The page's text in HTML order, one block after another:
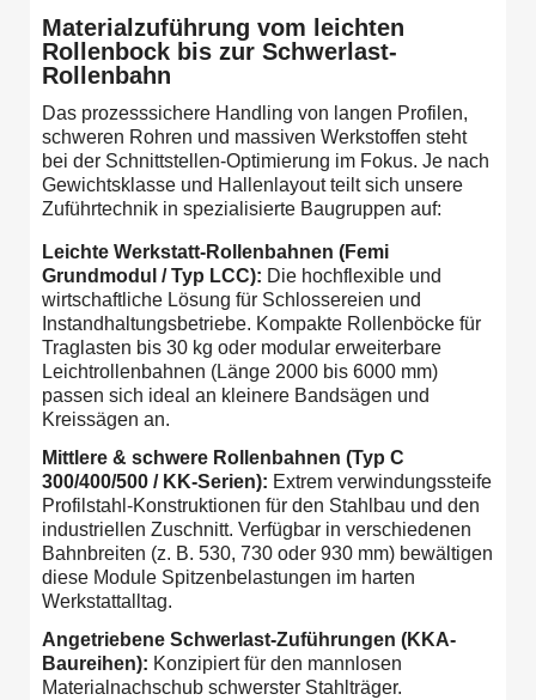
Materialzuführung vom leichten
Rollenbock bis zur Schwerlast-
Rollenbahn
Das prozesssichere Handling von langen Profilen,
schweren Rohren und massiven Werkstoffen steht
bei der Schnittstellen-Optimierung im Fokus. Je nach
Gewichtsklasse und Hallenlayout teilt sich unsere
Zuführtechnik in spezialisierte Baugruppen auf:
Leichte Werkstatt-Rollenbahnen (Femi
Grundmodul / Typ LCC): Die hochflexible und
wirtschaftliche Lösung für Schlossereien und
Instandhaltungsbetriebe. Kompakte Rollenböcke für
Traglasten bis 30 kg oder modular erweiterbare
Leichtrollenbahnen (Länge 2000 bis 6000 mm)
passen sich ideal an kleinere Bandsägen und
Kreissägen an.
Mittlere & schwere Rollenbahnen (Typ C
300/400/500 / KK-Serien): Extrem verwindungssteife
Profilstahl-Konstruktionen für den Stahlbau und den
industriellen Zuschnitt. Verfügbar in verschiedenen
Bahnbreiten (z. B. 530, 730 oder 930 mm) bewältigen
diese Module Spitzenbelastungen im harten
Werkstattalltag.
Angetriebene Schwerlast-Zuführungen (KKA-
Baureihen): Konzipiert für den mannlosen
Materialnachschub schwerster Stahlträger.